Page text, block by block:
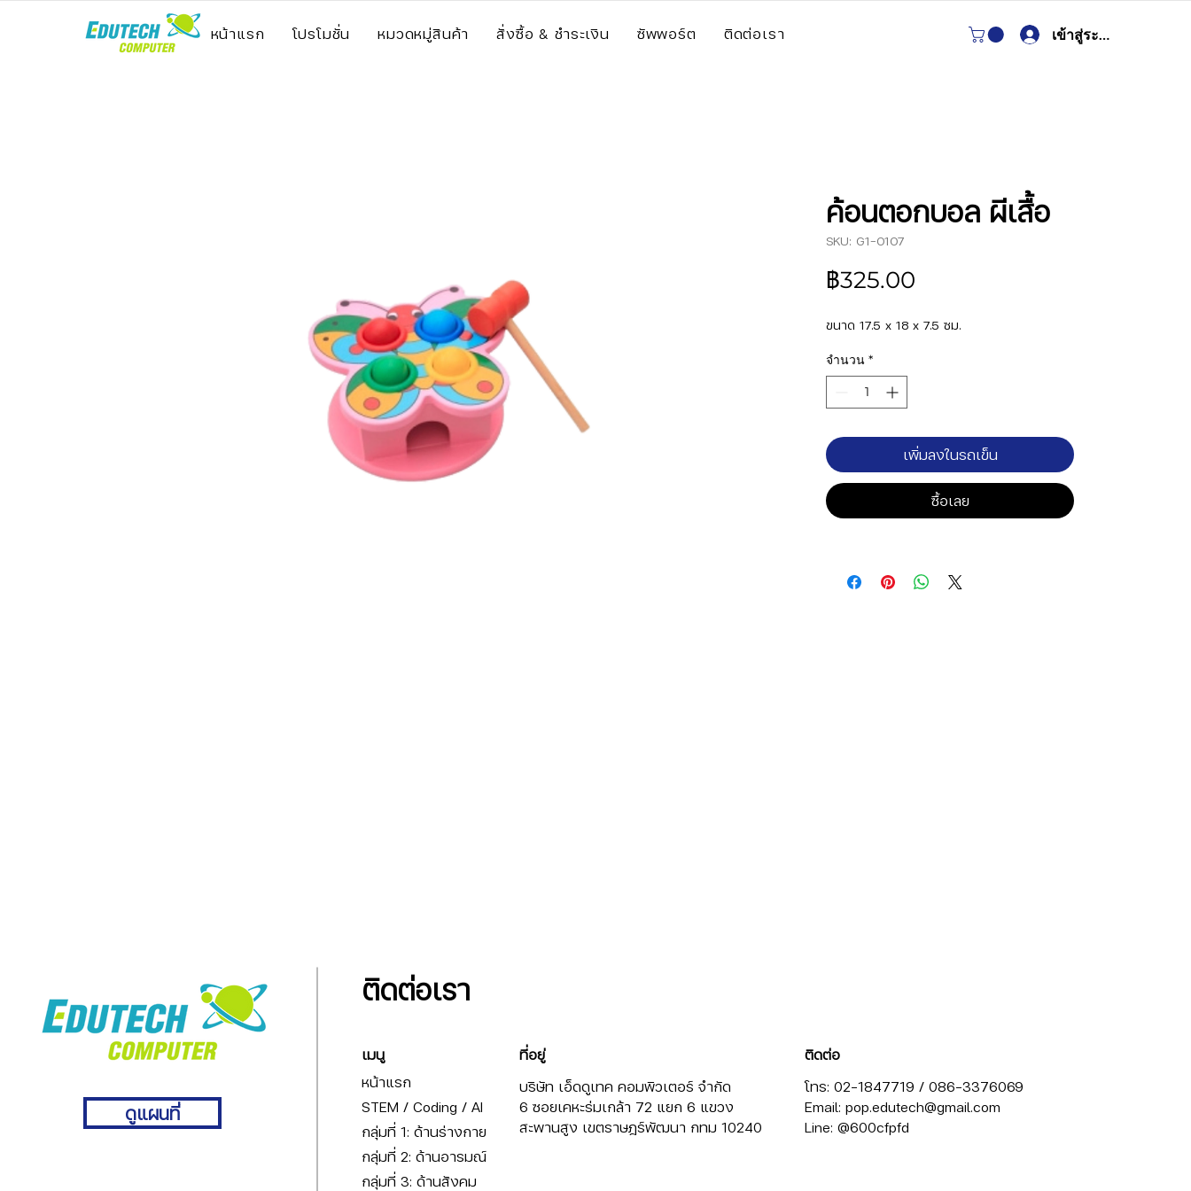
หน้าแรก โปรโมชั่น หมวดหมู่สินค้า สั่งซื้อ & ชำระเงิน ซัพพอร์ต ติดต่อเรา เข้าสู่ระบบ
ค้อนตอกบอล ผีเสื้อ
SKU: G1-0107
฿325.00
ขนาด 17.5 x 18 x 7.5 ซม.
จำนวน *
เพิ่มลงในรถเข็น
ซื้อเลย
ติดต่อเรา
ดูแผนที่
เมนู
หน้าแรก
STEM / Coding / AI
กลุ่มที่ 1: ด้านร่างกาย
กลุ่มที่ 2: ด้านอารมณ์
กลุ่มที่ 3: ด้านสังคม
ที่อยู่
บริษัท เอ็ดดูเทค คอมพิวเตอร์ จำกัด
6 ซอยเคหะร่มเกล้า 72 แยก 6 แขวง
สะพานสูง เขตราษฎร์พัฒนา กทม 10240
ติดต่อ
โทร: 02-1847719 / 086-3376069
Email: pop.edutech@gmail.com
Line: @600cfpfd